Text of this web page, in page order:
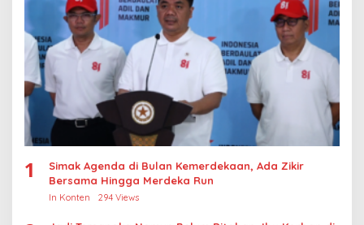
1
Simak Agenda di Bulan Kemerdekaan, Ada Zikir
Bersama Hingga Merdeka Run
In Konten 294 Views